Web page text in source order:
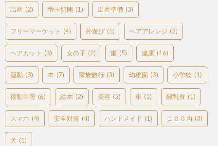
出産 (2) 帝王切開 (1) 出産準備 (3)
フリーマーケット (4) 外遊び (5) ヘアアレンジ (2)
ヘアカット (3) 女の子 (2) 歯 (5) 健康 (16)
運動 (3) 本 (7) 家族旅行 (3) 幼稚園 (3) 小学校 (1)
移動手段 (6) 絵本 (2) 美容 (2) 車 (1) 離乳食 (1)
スマホ (4) 安全対策 (4) ハンドメイド (1) １００均 (3)
犬 (1)